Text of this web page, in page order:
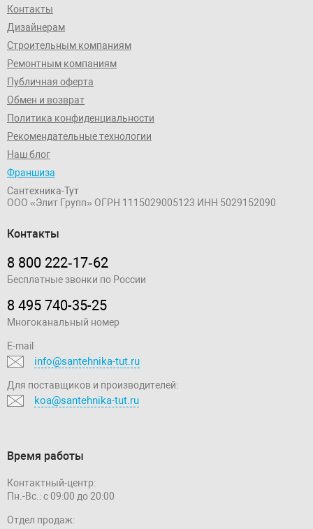
Контакты
Дизайнерам
Строительным компаниям
Ремонтным компаниям
Публичная оферта
Обмен и возврат
Политика конфиденциальности
Рекомендательные технологии
Наш блог
Франшиза
Сантехника-Тут
ООО «Элит Групп» ОГРН 1115029005123 ИНН 5029152090
Контакты
8 800 222‑17‑62
Бесплатные звонки по России
8 495 740-35-25
Многоканальный номер
E-mail
info@santehnika-tut.ru
Для поставщиков и производителей:
koa@santehnika-tut.ru
Время работы
Контактный-центр:
Пн.-Вс.: с 09:00 до 20:00
Отдел продаж: